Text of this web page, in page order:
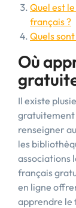
Quel est
français ?
Quels
Où
Il existe
gratuitement
renseigner
les
associations
français
en ligne
apprendre le